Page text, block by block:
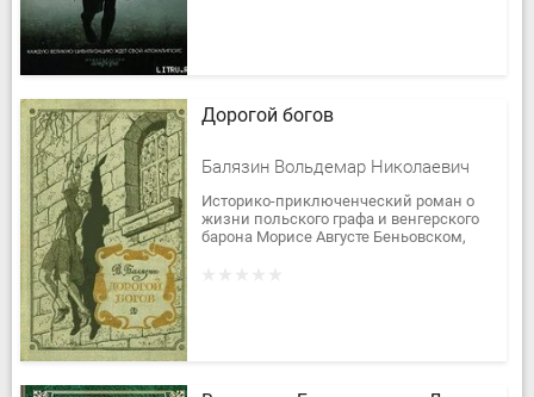
Дорогой богов
Балязин Вольдемар Николаевич
Историко-приключенческий роман о
жизни польского графа и венгерского
барона Морисе Августе Беньовском,